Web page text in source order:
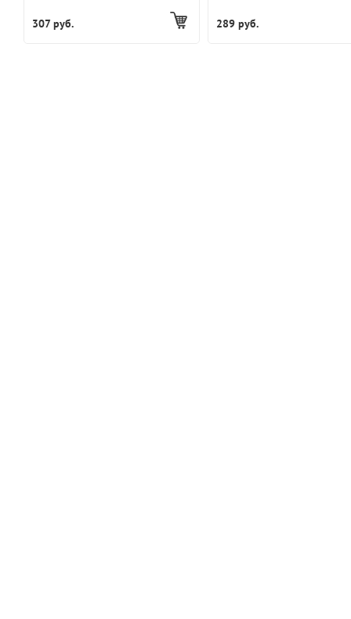
307 руб. 289 руб.